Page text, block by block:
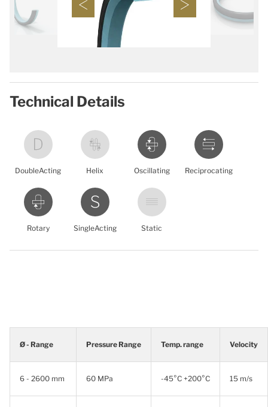
Technical Details
DoubleActing Helix Oscillating Reciprocating
Rotary SingleActing Static
Ø - Range Pressure Range Temp. range Velocity
6 - 2600 mm 60 MPa -45°C +200°C 15 m/s